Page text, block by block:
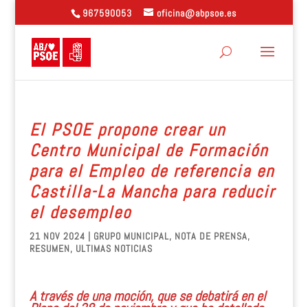
967590053 oficina@abpsoe.es
El PSOE propone crear un
Centro Municipal de Formación
para el Empleo de referencia en
Castilla-La Mancha para reducir
el desempleo
21 NOV 2024 | GRUPO MUNICIPAL, NOTA DE PRENSA,
RESUMEN, ULTIMAS NOTICIAS
A través de una moción, que se debatirá en el